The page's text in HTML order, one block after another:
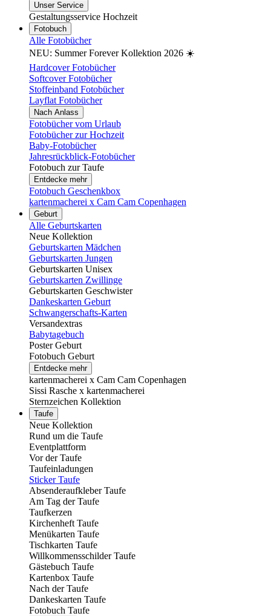
Unser Service
Gestaltungsservice Hochzeit
Fotobuch
Alle Fotobücher
NEU: Summer Forever Kollektion 2026 ☀️
Hardcover Fotobücher
Softcover Fotobücher
Stoffeinband Fotobücher
Layflat Fotobücher
Nach Anlass
Fotobücher vom Urlaub
Fotobücher zur Hochzeit
Baby-Fotobücher
Jahresrückblick-Fotobücher
Fotobuch zur Taufe
Entdecke mehr
Fotobuch Geschenkbox
kartenmacherei x Cam Cam Copenhagen
Geburt
Alle Geburtskarten
Neue Kollektion
Geburtskarten Mädchen
Geburtskarten Jungen
Geburtskarten Unisex
Geburtskarten Zwillinge
Geburtskarten Geschwister
Dankeskarten Geburt
Schwangerschafts-Karten
Versandextras
Babytagebuch
Poster Geburt
Fotobuch Geburt
Entdecke mehr
kartenmacherei x Cam Cam Copenhagen
Sissi Rasche x kartenmacherei
Sternzeichen Kollektion
Taufe
Neue Kollektion
Rund um die Taufe
Eventplattform
Vor der Taufe
Taufeinladungen
Sticker Taufe
Absenderaufkleber Taufe
Am Tag der Taufe
Taufkerzen
Kirchenheft Taufe
Menükarten Taufe
Tischkarten Taufe
Willkommensschilder Taufe
Gästebuch Taufe
Kartenbox Taufe
Nach der Taufe
Dankeskarten Taufe
Fotobuch Taufe